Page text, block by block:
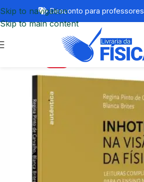
Skip to navigation
Skip to main content
Desconto para professores,